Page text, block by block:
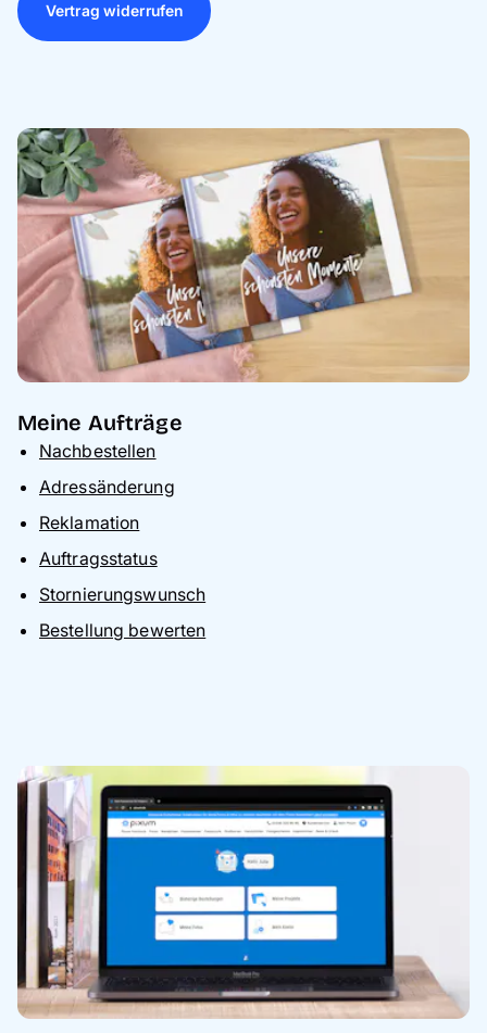
Vertrag widerrufen
Meine Aufträge
Nachbestellen
Adressänderung
Reklamation
Auftragsstatus
Stornierungswunsch
Bestellung bewerten